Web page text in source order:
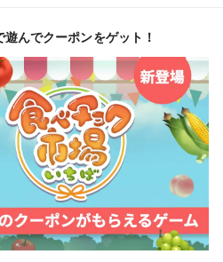
んでクーポンをゲット！